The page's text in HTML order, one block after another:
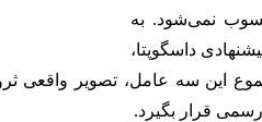
نمی‌شود. به
داسگوپتا،
این سه عامل، تصویر
قرار بگیرد.